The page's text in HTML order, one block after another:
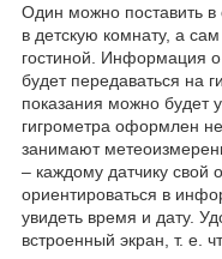
Один можно поставить в
в детскую комнату, а
гостиной. Информация о
будет передаваться на
показания можно будет
гигрометра оформлен
занимают
– каждому датчику свой
ориентироваться в
увидеть время и дату.
встроенный экран, т. е.